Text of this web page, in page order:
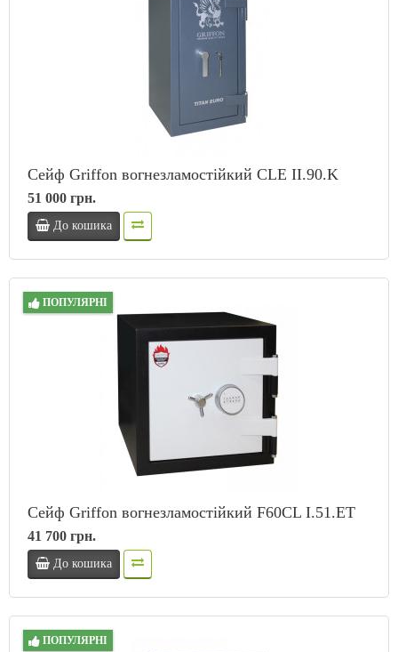
Сейф Griffon вогнезламостійкий CLE II.90.K
51 000 грн.
До кошика
ПОПУЛЯРНІ
Сейф Griffon вогнезламостійкий F60CL I.51.ET
41 700 грн.
До кошика
ПОПУЛЯРНІ